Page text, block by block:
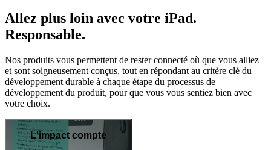
Allez plus loin avec votre iPad.
Responsable.
Nos produits vous permettent de rester connecté où que vous alliez
et sont soigneusement conçus, tout en répondant au critère clé du
développement durable à chaque étape du processus de
développement du produit, pour que vous vous sentiez bien avec
votre choix.
L'impact compte